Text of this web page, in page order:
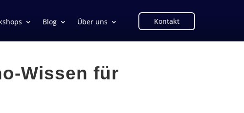
Blog Über uns Kontakt
Wissen für